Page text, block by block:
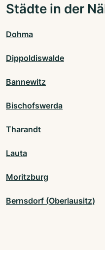
Städte in der
Dohma
Dippoldiswalde
Bannewitz
Bischofswerda
Tharandt
Lauta
Moritzburg
Bernsdorf (Oberlausitz)